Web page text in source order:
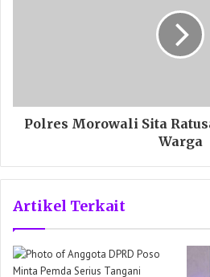
Polres Morowali Sita
Warga
Artikel Terkait